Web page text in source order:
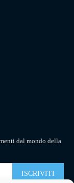
dal mondo della
ISCRIVITI